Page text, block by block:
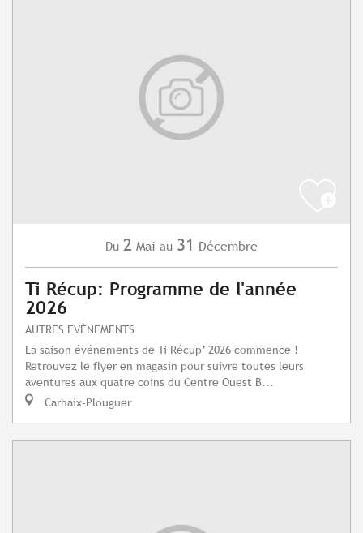
Du 2 Mai au 31 Décembre
Ti Récup: Programme de l'année
2026
AUTRES EVÈNEMENTS
La saison événements de Ti Récup’ 2026 commence !
Retrouvez le flyer en magasin pour suivre toutes leurs
aventures aux quatre coins du Centre Ouest B...
Carhaix-Plouguer